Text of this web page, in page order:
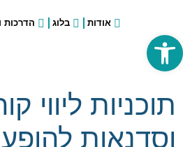
אודות בלוג הדרכות
תוכניות ליווי
וסדנאות
פתח סרגל נגישות